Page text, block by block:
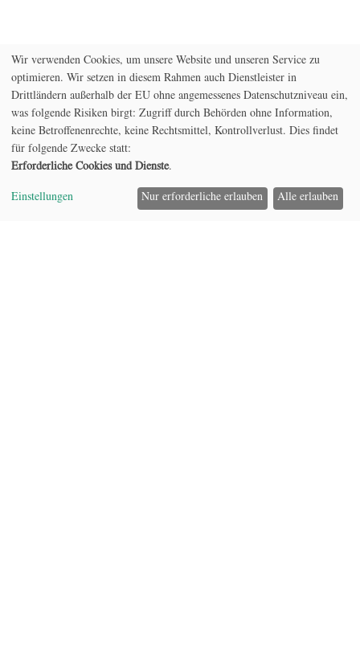
Home
Wir verwenden Cookies, um unsere Website und unseren Service zu
optimieren. Wir setzen in diesem Rahmen auch Dienstleister in
Drittländern außerhalb der EU ohne angemessenes Datenschutzniveau ein,
was folgende Risiken birgt: Zugriff durch Behörden ohne Information,
keine Betroffenenrechte, keine Rechtsmittel, Kontrollverlust. Dies findet
für folgende Zwecke statt:
Erforderliche Cookies und Dienste.
Einstellungen Nur erforderliche erlauben Alle erlauben